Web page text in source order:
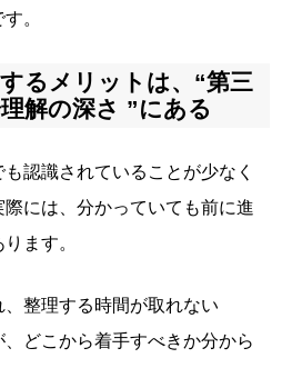
。
るメリットは、“第三
解の深さ ”にある
認識されていることが少なく
には、分かっていても前に進
ます。
、整理する時間が取れない
、どこから着手すべきか分から